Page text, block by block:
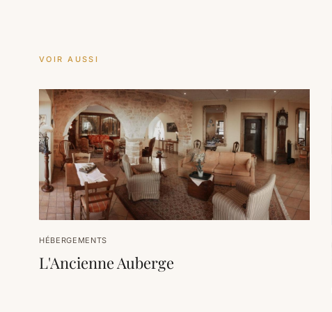
VOIR AUSSI
HÉBERGEMENTS
L'Ancienne Auberge